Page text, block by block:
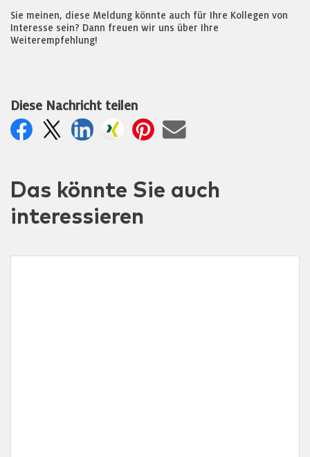
Sie meinen, diese Meldung könnte auch für Ihre Kollegen von
Interesse sein? Dann freuen wir uns über Ihre
Weiterempfehlung!
Diese Nachricht teilen
Das könnte Sie auch
interessieren